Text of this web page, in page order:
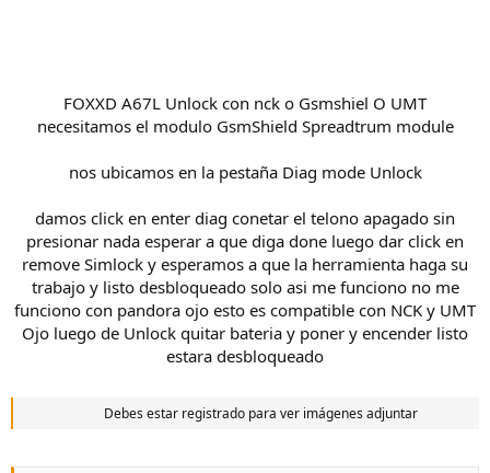
FOXXD A67L Unlock con nck o Gsmshiel O UMT
necesitamos el modulo GsmShield Spreadtrum module
nos ubicamos en la pestaña Diag mode Unlock
damos click en enter diag conetar el telono apagado sin
presionar nada esperar a que diga done luego dar click en
remove Simlock y esperamos a que la herramienta haga su
trabajo y listo desbloqueado solo asi me funciono no me
funciono con pandora ojo esto es compatible con NCK y UMT
Ojo luego de Unlock quitar bateria y poner y encender listo
estara desbloqueado
Debes estar registrado para ver imágenes adjuntar